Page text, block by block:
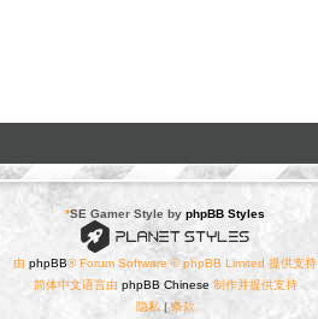
*SE Gamer Style by phpBB Styles
由 phpBB® Forum Software © phpBB Limited 提供支持
简体中文语言由 phpBB Chinese 制作并提供支持
隐私 |条款